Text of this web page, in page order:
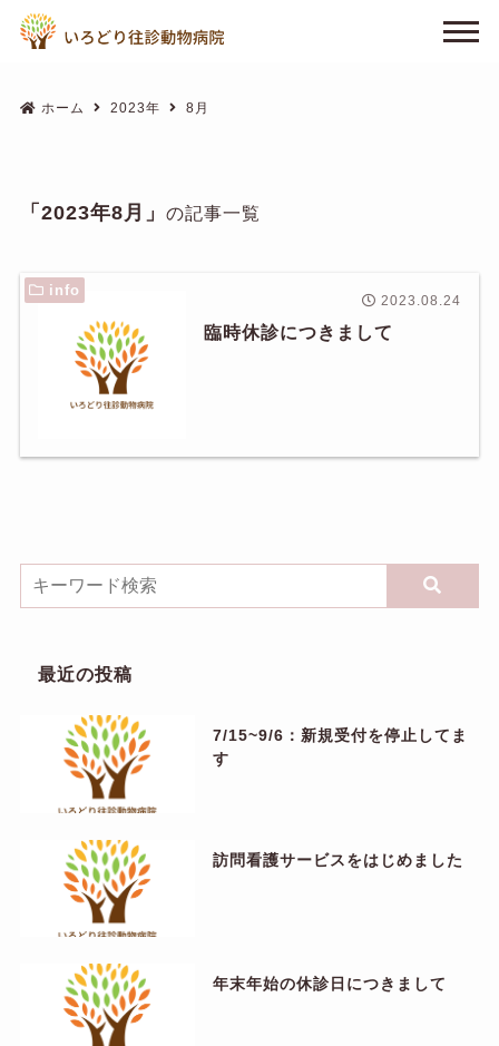
ホーム 2023年 8月
「2023年8月」 の記事一覧
2023.08.24
臨時休診につきまして
info
最近の投稿
7/15~9/6：新規受付を停止してま
す
訪問看護サービスをはじめました
年末年始の休診日につきまして